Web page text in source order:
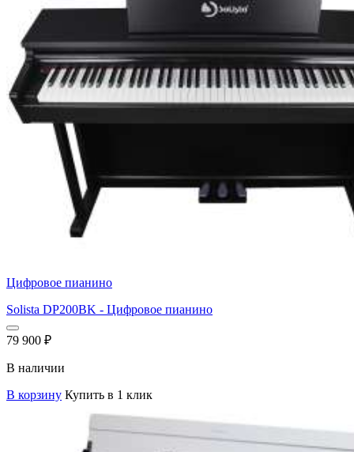
Цифровое пианино
Solista DP200BK - Цифровое пианино
79 900 ₽
В наличии
В корзину Купить в 1 клик